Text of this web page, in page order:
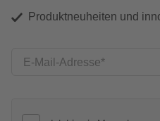
Produktneuheiten und
E-Mail-Adresse